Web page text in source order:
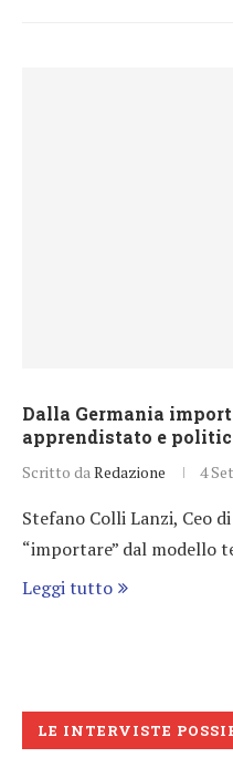
Dalla Germania
apprendistato e
Scritto da Redazione 4
Stefano Colli Lanzi, Ceo
“importare” dal modello
Leggi tutto
LE INTERVISTE